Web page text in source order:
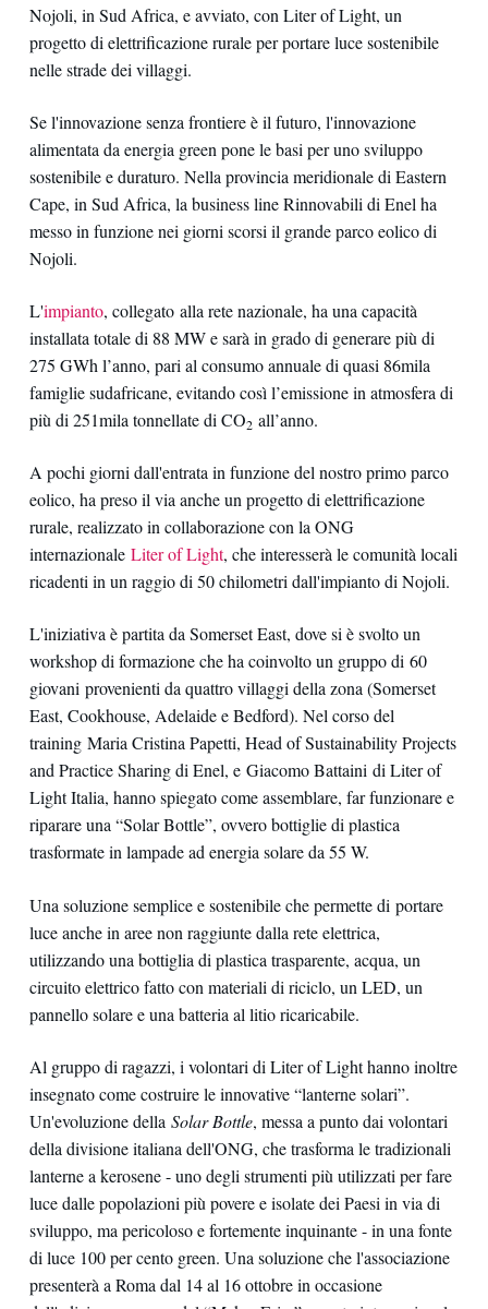
Nojoli, in Sud Africa, e avviato, con Liter of Light, un
progetto di elettrificazione rurale per portare luce sostenibile
nelle strade dei villaggi.
Se l'innovazione senza frontiere è il futuro, l'innovazione
alimentata da energia green pone le basi per uno sviluppo
sostenibile e duraturo. Nella provincia meridionale di Eastern
Cape, in Sud Africa, la business line Rinnovabili di Enel ha
messo in funzione nei giorni scorsi il grande parco eolico di
Nojoli.
L'impianto, collegato alla rete nazionale, ha una capacità
installata totale di 88 MW e sarà in grado di generare più di
275 GWh l’anno, pari al consumo annuale di quasi 86mila
famiglie sudafricane, evitando così l’emissione in atmosfera di
più di 251mila tonnellate di CO2 all’anno.
A pochi giorni dall'entrata in funzione del nostro primo parco
eolico, ha preso il via anche un progetto di elettrificazione
rurale, realizzato in collaborazione con la ONG
internazionale Liter of Light, che interesserà le comunità locali
ricadenti in un raggio di 50 chilometri dall'impianto di Nojoli.
L'iniziativa è partita da Somerset East, dove si è svolto un
workshop di formazione che ha coinvolto un gruppo di 60
giovani provenienti da quattro villaggi della zona (Somerset
East, Cookhouse, Adelaide e Bedford). Nel corso del
training Maria Cristina Papetti, Head of Sustainability Projects
and Practice Sharing di Enel, e Giacomo Battaini di Liter of
Light Italia, hanno spiegato come assemblare, far funzionare e
riparare una “Solar Bottle”, ovvero bottiglie di plastica
trasformate in lampade ad energia solare da 55 W.
Una soluzione semplice e sostenibile che permette di portare
luce anche in aree non raggiunte dalla rete elettrica,
utilizzando una bottiglia di plastica trasparente, acqua, un
circuito elettrico fatto con materiali di riciclo, un LED, un
pannello solare e una batteria al litio ricaricabile.
Al gruppo di ragazzi, i volontari di Liter of Light hanno inoltre
insegnato come costruire le innovative “lanterne solari”.
Un'evoluzione della Solar Bottle, messa a punto dai volontari
della divisione italiana dell'ONG, che trasforma le tradizionali
lanterne a kerosene - uno degli strumenti più utilizzati per fare
luce dalle popolazioni più povere e isolate dei Paesi in via di
sviluppo, ma pericoloso e fortemente inquinante - in una fonte
di luce 100 per cento green. Una soluzione che l'associazione
presenterà a Roma dal 14 al 16 ottobre in occasione